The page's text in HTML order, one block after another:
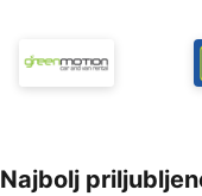
Najbolj